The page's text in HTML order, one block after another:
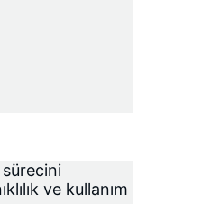
ve kullanım